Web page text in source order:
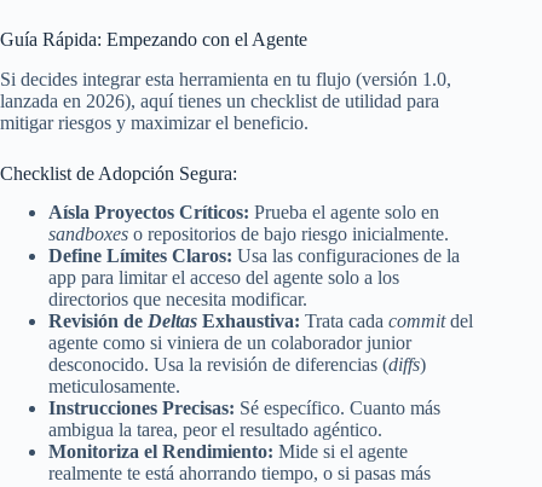
Guía Rápida: Empezando con el Agente
Si decides integrar esta herramienta en tu flujo (versión 1.0,
lanzada en 2026), aquí tienes un checklist de utilidad para
mitigar riesgos y maximizar el beneficio.
Checklist de Adopción Segura:
Aísla Proyectos Críticos: Prueba el agente solo en
sandboxes o repositorios de bajo riesgo inicialmente.
Define Límites Claros: Usa las configuraciones de la
app para limitar el acceso del agente solo a los
directorios que necesita modificar.
Revisión de Deltas Exhaustiva: Trata cada commitdel
agente como si viniera de un colaborador junior
desconocido. Usa la revisión de diferencias (diffs)
meticulosamente.
Instrucciones Precisas: Sé específico. Cuanto más
ambigua la tarea, peor el resultado agéntico.
Monitoriza el Rendimiento: Mide si el agente
realmente te está ahorrando tiempo, o si pasas más